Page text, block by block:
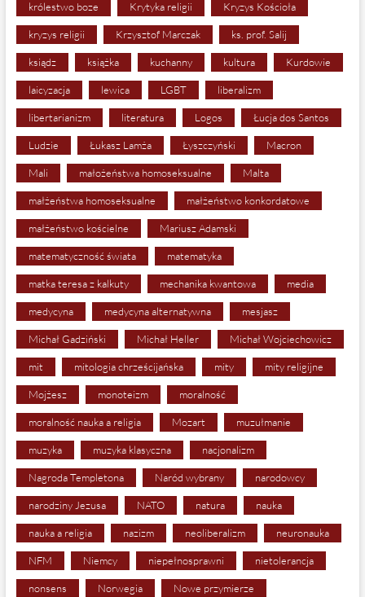
królestwo boze Krytyka religii Kryzys Kościoła
kryzys religii Krzysztof Marczak ks. prof. Salij
ksiądz książka kuchanny kultura Kurdowie
laicyzacja lewica LGBT liberalizm
libertarianizm literatura Logos Łucja dos Santos
Ludzie Łukasz Lamża Łyszczyński Macron
Mali małożeństwa homoseksualne Malta
małżeństwa homoseksualne małżeństwo konkordatowe
małżeństwo kościelne Mariusz Adamski
matematyczność świata matematyka
matka teresa z kalkuty mechanika kwantowa media
medycyna medycyna alternatywna mesjasz
Michał Gadziński Michał Heller Michał Wojciechowicz
mit mitologia chrześcijańska mity mity religijne
Mojżesz monoteizm moralność
moralność nauka a religia Mozart muzułmanie
muzyka muzyka klasyczna nacjonalizm
Nagroda Templetona Naród wybrany narodowcy
narodziny Jezusa NATO natura nauka
nauka a religia nazizm neoliberalizm neuronauka
NFM Niemcy niepełnosprawni nietolerancja
nonsens Norwegia Nowe przymierze